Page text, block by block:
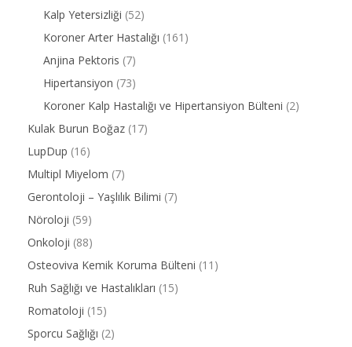
Kalp Yetersizliği (52)
Koroner Arter Hastalığı (161)
Anjina Pektoris (7)
Hipertansiyon (73)
Koroner Kalp Hastalığı ve Hipertansiyon Bülteni (2)
Kulak Burun Boğaz (17)
LupDup (16)
Multipl Miyelom (7)
Gerontoloji – Yaşlılık Bilimi (7)
Nöroloji (59)
Onkoloji (88)
Osteoviva Kemik Koruma Bülteni (11)
Ruh Sağlığı ve Hastalıkları (15)
Romatoloji (15)
Sporcu Sağlığı (2)